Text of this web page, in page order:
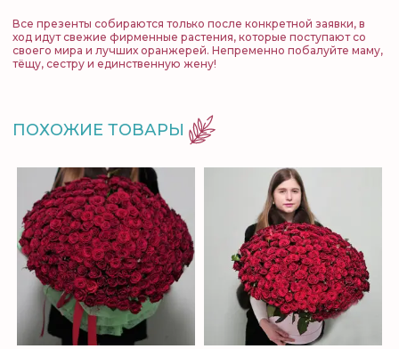
Все презенты собираются только после конкретной заявки, в
ход идут свежие фирменные растения, которые поступают со
своего мира и лучших оранжерей. Непременно побалуйте маму,
тёщу, сестру и единственную жену!
ПОХОЖИЕ ТОВАРЫ